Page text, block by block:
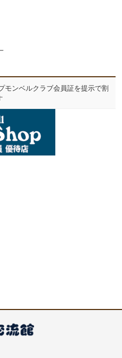
モンベルクラブ会員証を提示で割